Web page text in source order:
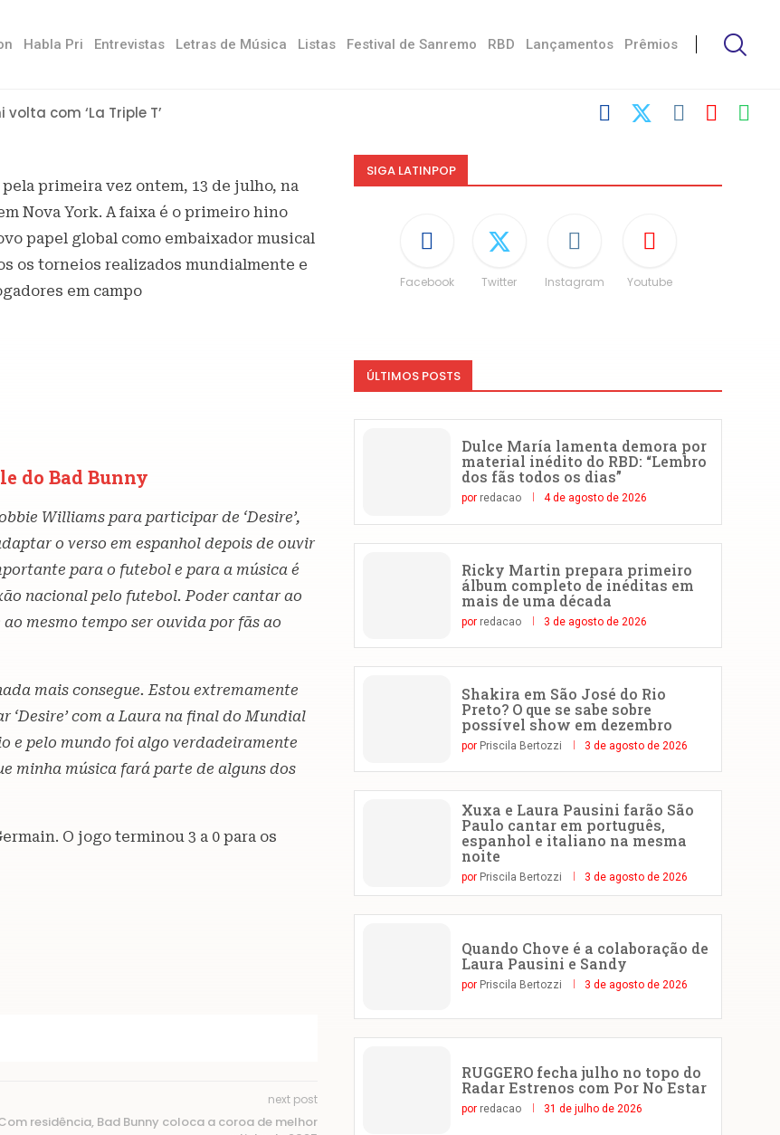
Habla Pri Entrevistas Letras de Música Listas Festival de Sanremo RBD Lançamentos Prêmios
volta com ‘La Triple T’
primeira vez ontem, 13 de julho, na
Nova York. A faixa é o primeiro hino
papel global como embaixador musical
os torneios realizados mundialmente e
em campo
do Bad Bunny
Williams para participar de ‘Desire’,
o verso em espanhol depois de ouvir
para o futebol e para a música é
nacional pelo futebol. Poder cantar ao
mesmo tempo ser ouvida por fãs ao
mais consegue. Estou extremamente
com a Laura na final do Mundial
e pelo mundo foi algo verdadeiramente
minha música fará parte de alguns dos
O jogo terminou 3 a 0 para os
next post
residência, Bad Bunny coloca a coroa de melhor
SIGA LATINPOP
Facebook Twitter Instagram Youtube
ÚLTIMOS POSTS
Dulce María lamenta demora por
material inédito do RBD: “Lembro
dos fãs todos os dias”
por redacao 4 de agosto de 2026
Ricky Martin prepara primeiro
álbum completo de inéditas em
mais de uma década
por redacao 3 de agosto de 2026
Shakira em São José do Rio
Preto? O que se sabe sobre
possível show em dezembro
por Priscila Bertozzi 3 de agosto de 2026
Xuxa e Laura Pausini farão São
Paulo cantar em português,
espanhol e italiano na mesma
noite
por Priscila Bertozzi 3 de agosto de 2026
Quando Chove é a colaboração de
Laura Pausini e Sandy
por Priscila Bertozzi 3 de agosto de 2026
RUGGERO fecha julho no topo do
Radar Estrenos com Por No Estar
por redacao 31 de julho de 2026